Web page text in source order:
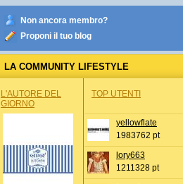
Non ancora membro?
Proponi il tuo blog
LA COMMUNITY LIFESTYLE
L'AUTORE DEL
GIORNO
TOP UTENTI
yellowflate
1983762 pt
lory663
1211328 pt